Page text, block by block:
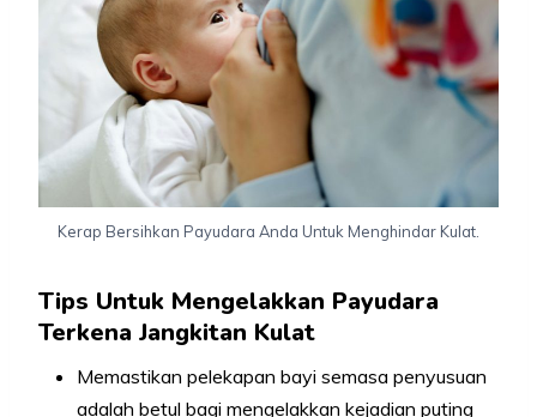
Kerap Bersihkan Payudara Anda Untuk Menghindar Kulat.
Tips Untuk Mengelakkan Payudara
Terkena Jangkitan Kulat
Memastikan pelekapan bayi semasa penyusuan
adalah betul bagi mengelakkan kejadian puting